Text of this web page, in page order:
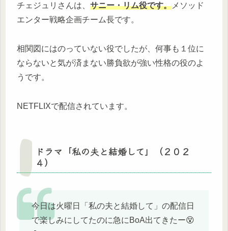
チェジュリさんは、 サニー・リム役です。 メソッド
エンター戦略企画チーム長です。
相関図にはのっていない役でしたが、何事も１位に
ならないと気が済まない勝負欲が強い性格の役のよ
うです。
NETFLIXで配信されています。
ドラマ「私の夫と結婚して」（２０２
４）
今日は火曜日「私の夫と結婚して」の配信日
で楽しみにしてたのに急にBoA出てきたー😵